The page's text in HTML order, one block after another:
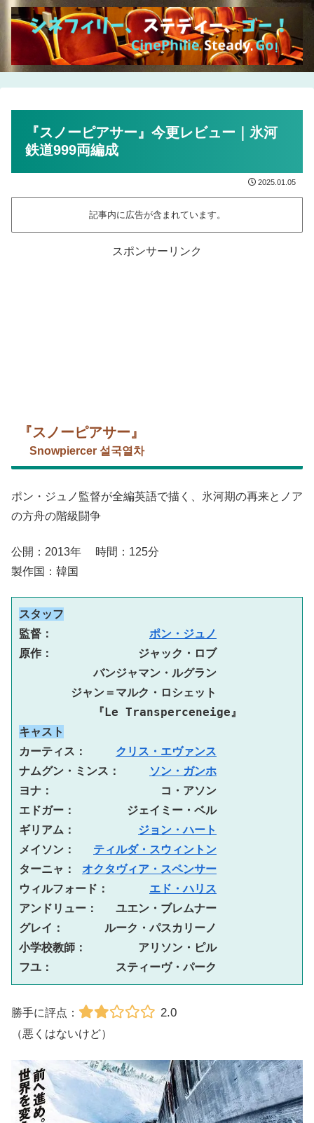
『スノーピアサー』今更レビュー｜氷河
鉄道999両編成
2025.01.05
記事内に広告が含まれています。
スポンサーリンク
『スノーピアサー』
Snowpiercer 설국열차
ポン・ジュノ監督が全編英語で描く、氷河期の再来とノア
の方舟の階級闘争
公開：2013年 時間：125分
製作国：韓国
スタッフ
監督： ポン・ジュノ
原作：　　　　 　　　ジャック・ロブ
バンジャマン・ルグラン
ジャン＝マルク・ロシェット
『Le Transperceneige』
キャスト
カーティス： クリス・エヴァンス
ナムグン・ミンス：
ソン・ガンホ
ヨナ：　　　　　　 　　　コ・アソン
エドガー：　　　 　ジェイミー・ベル
ギリアム： ジョン・ハート
メイソン： ティルダ・スウィントン
ターニャ： オクタヴィア・スペンサー
ウィルフォード： エド・ハリス
アンドリュー： 　ユエン・ブレムナー
グレイ：　　 　ルーク・パスカリーノ
小学校教師：　　 　　アリソン・ピル
フユ：　　　　 　スティーヴ・パーク
勝手に評点： 2.0
（悪くはないけど）